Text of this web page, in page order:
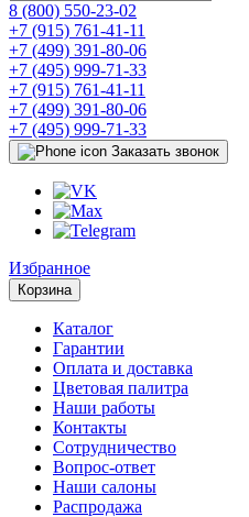
8 (800) 550-23-02
+7 (915) 761-41-11
+7 (499) 391-80-06
+7 (495) 999-71-33
+7 (915) 761-41-11
+7 (499) 391-80-06
+7 (495) 999-71-33
Заказать звонок
Избранное
Корзина
Каталог
Гарантии
Оплата и доставка
Цветовая палитра
Наши работы
Контакты
Сотрудничество
Вопрос-ответ
Наши салоны
Распродажа